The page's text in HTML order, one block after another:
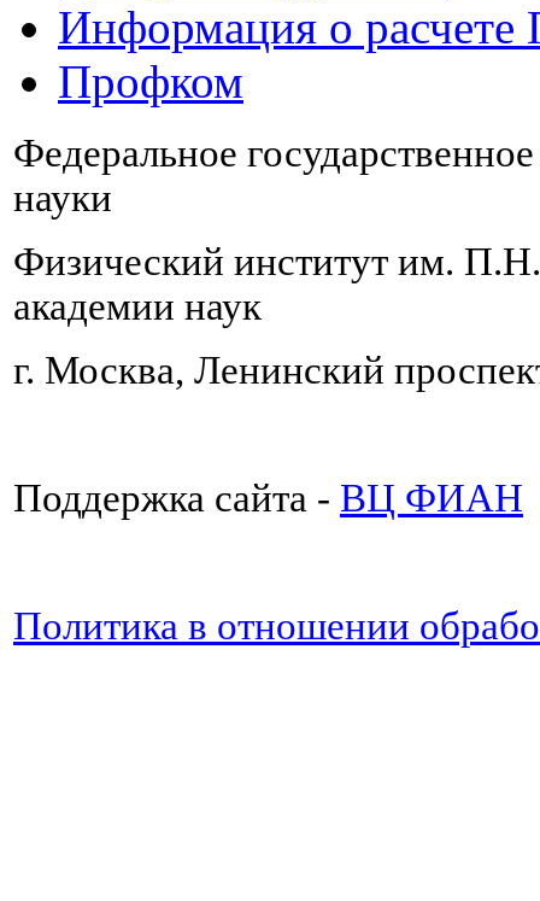
Информация о
Профком
Федеральное
науки
Физический институт им.
академии наук
г. Москва, Ленинский
Поддержка сайта - ВЦ ФИАН
Политика в отношении